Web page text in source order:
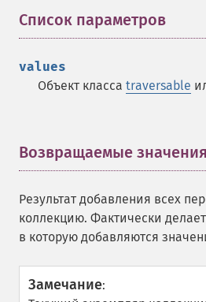
Список параметров
values
Объект класса traversable
Возвращаемые значения
Результат добавления всех
коллекцию. Фактически
в которую добавляются
Замечание: